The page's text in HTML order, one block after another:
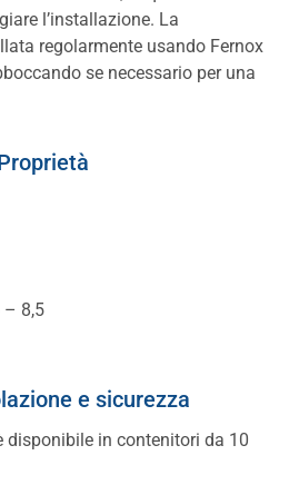
l’installazione. La
regolarmente usando Fernox
se necessario per una
– 8,5
e sicurezza
disponibile in contenitori da 10